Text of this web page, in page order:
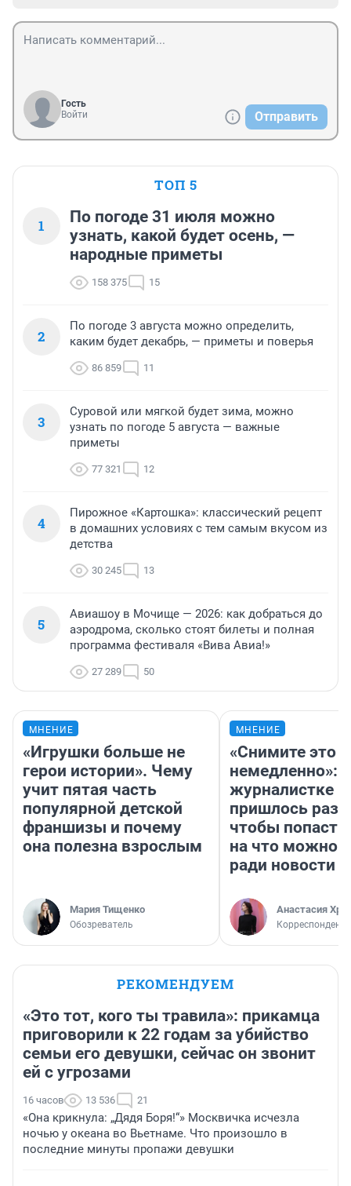
Гость
Войти
Отправить
ТОП 5
1
По погоде 31 июля можно
узнать, какой будет осень, —
народные приметы
158 375 15
2
По погоде 3 августа можно определить,
каким будет декабрь, — приметы и поверья
86 859 11
3
Суровой или мягкой будет зима, можно
узнать по погоде 5 августа — важные
приметы
77 321 12
4
Пирожное «Картошка»: классический рецепт
в домашних условиях с тем самым вкусом из
детства
30 245 13
5
Авиашоу в Мочище — 2026: как добраться до
аэродрома, сколько стоят билеты и полная
программа фестиваля «Вива Авиа!»
27 289 50
МНЕНИЕ
«Игрушки больше не
герои истории». Чему
учит пятая часть
популярной детской
франшизы и почему
она полезна взрослым
Мария Тищенко
Обозреватель
МНЕНИЕ
«Снимите это
немедленно»:
журналистке
пришлось
чтобы попасть
на что можно
ради новости
Анастасия
Корреспондент
РЕКОМЕНДУЕМ
«Это тот, кого ты травила»: прикамца
приговорили к 22 годам за убийство
семьи его девушки, сейчас он звонит
ей с угрозами
16 часов 13 536 21
«Она крикнула: „Дядя Боря!“» Москвичка исчезла
ночью у океана во Вьетнаме. Что произошло в
последние минуты пропажи девушки